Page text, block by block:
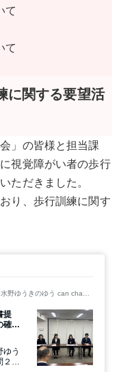
て
て
に関する要望活
」の皆様と担当課
視覚障がい者の歩行
ただきました。
り、歩行訓練に関す